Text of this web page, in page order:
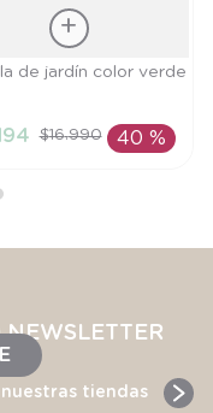
AÑADIR AL
de jardín color verde
$16.990 40 %
NEWSLETTER
tiendas